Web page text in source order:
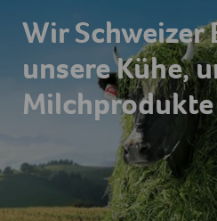
Wir Schweizer
unsere Kühe,
Milchprodukte